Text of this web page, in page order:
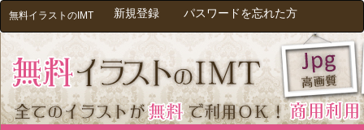
無料イラストのIMT 新規登録 パスワードを忘れた方